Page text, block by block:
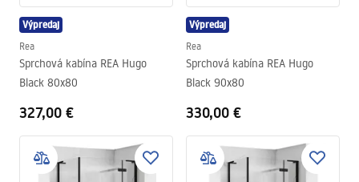
Výpredaj
Rea
Sprchová kabína REA Hugo
Black 80x80
327,00 €
Výpredaj
Rea
Sprchová kabína REA Hugo
Black 90x80
330,00 €